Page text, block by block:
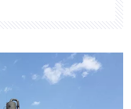
caustique et
de la Chine.La
qualité